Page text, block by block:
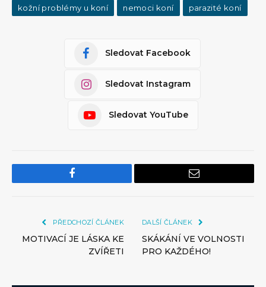
kožní problémy u koní nemoci koní parazité koní
Sledovat Facebook
Sledovat Instagram
Sledovat YouTube
Facebook Email
PŘEDCHOZÍ ČLÁNEK
MOTIVACÍ JE LÁSKA KE
ZVÍŘETI
DALŠÍ ČLÁNEK
SKÁKÁNÍ VE VOLNOSTI
PRO KAŽDÉHO!